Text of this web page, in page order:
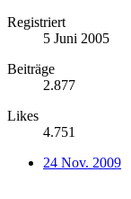
Registriert
5 Juni 2005
Beiträge
2.877
Likes
4.751
24 Nov. 2009